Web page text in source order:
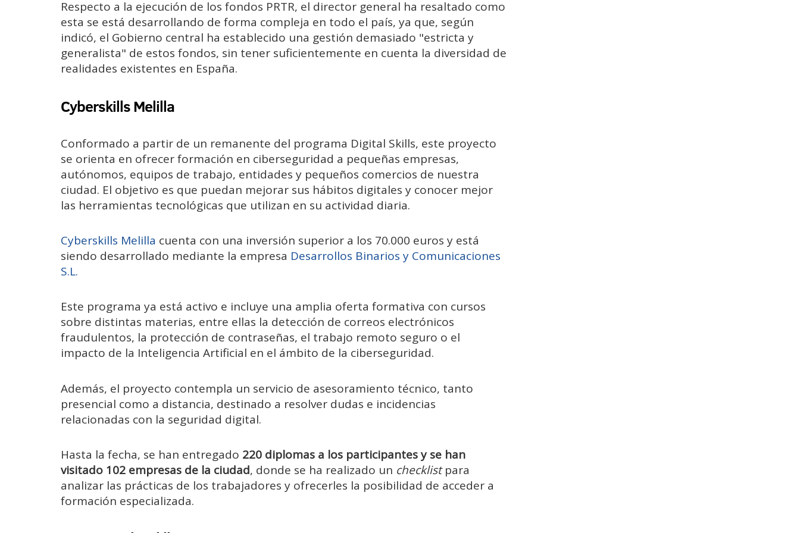
Respecto a la ejecución de los fondos PRTR, el director general ha resaltado como
esta se está desarrollando de forma compleja en todo el país, ya que, según
indicó, el Gobierno central ha establecido una gestión demasiado "estricta y
generalista" de estos fondos, sin tener suficientemente en cuenta la diversidad de
realidades existentes en España.
Cyberskills Melilla
Conformado a partir de un remanente del programa Digital Skills, este proyecto
se orienta en ofrecer formación en ciberseguridad a pequeñas empresas,
autónomos, equipos de trabajo, entidades y pequeños comercios de nuestra
ciudad. El objetivo es que puedan mejorar sus hábitos digitales y conocer mejor
las herramientas tecnológicas que utilizan en su actividad diaria.
Cyberskills Melilla cuenta con una inversión superior a los 70.000 euros y está
siendo desarrollado mediante la empresa Desarrollos Binarios y Comunicaciones
S.L.
Este programa ya está activo e incluye una amplia oferta formativa con cursos
sobre distintas materias, entre ellas la detección de correos electrónicos
fraudulentos, la protección de contraseñas, el trabajo remoto seguro o el
impacto de la Inteligencia Artificial en el ámbito de la ciberseguridad.
Además, el proyecto contempla un servicio de asesoramiento técnico, tanto
presencial como a distancia, destinado a resolver dudas e incidencias
relacionadas con la seguridad digital.
Hasta la fecha, se han entregado 220 diplomas a los participantes y se han
visitado 102 empresas de la ciudad, donde se ha realizado un checklistpara
analizar las prácticas de los trabajadores y ofrecerles la posibilidad de acceder a
formación especializada.